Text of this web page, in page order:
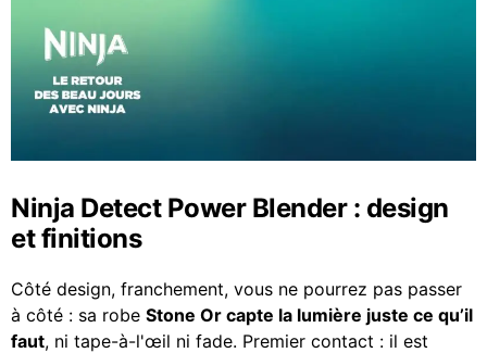
Ninja Detect Power Blender : design
et finitions
Côté design, franchement, vous ne pourrez pas passer
à côté : sa robe Stone Or capte la lumière juste ce qu’il
faut, ni tape-à-l'œil ni fade. Premier contact : il est